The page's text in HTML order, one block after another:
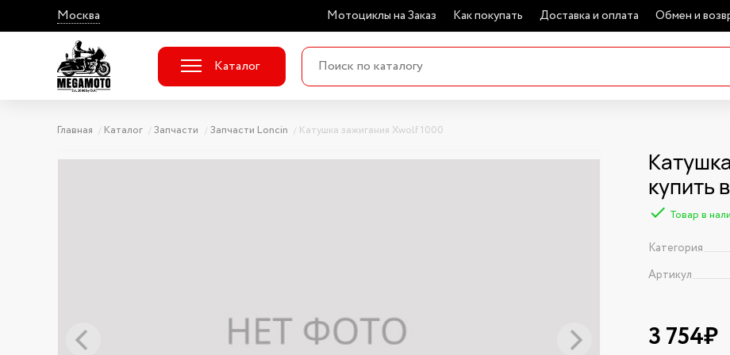
Москва Мотоциклы на Заказ Как покупать Доставка и оплата Обмен и
Каталог
Главная Каталог Запчасти Запчасти Loncin Катушка зажигания Xwolf 1000
купить
Товар в
Категория
Артикул
3 754₽